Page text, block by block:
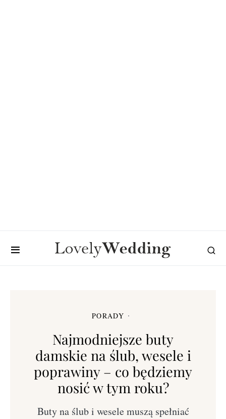
PORADY
Najmodniejsze buty
damskie na ślub, wesele i
poprawiny – co będziemy
nosić w tym roku?
Buty na ślub i wesele muszą spełniać